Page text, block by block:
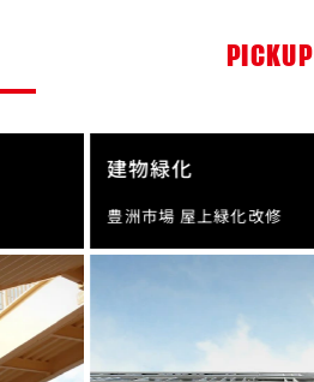
PICKUP
建物緑化
豊洲市場 屋上緑化改修